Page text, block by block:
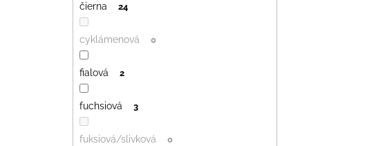
čierna 24
cyklámenová 0
fialová 2
fuchsiová 3
fuksiová/slivková 0